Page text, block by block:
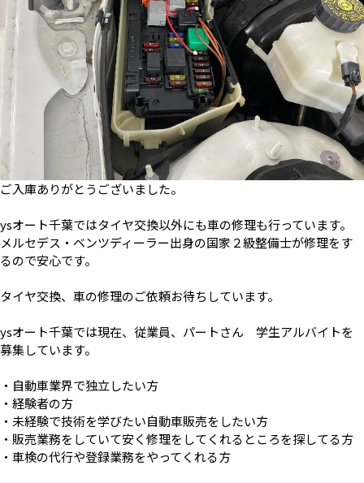
ご入庫ありがとうございました。
ysオート千葉ではタイヤ交換以外にも車の修理も行っています。
メルセデス・ベンツディーラー出身の国家２級整備士が修理をす
るので安心です。
タイヤ交換、車の修理のご依頼お待ちしています。
ysオート千葉では現在、従業員、パートさん 学生アルバイトを
募集しています。
・自動車業界で独立したい方
・経験者の方
・未経験で技術を学びたい自動車販売をしたい方
・販売業務をしていて安く修理をしてくれるところを探してる方
・車検の代行や登録業務をやってくれる方